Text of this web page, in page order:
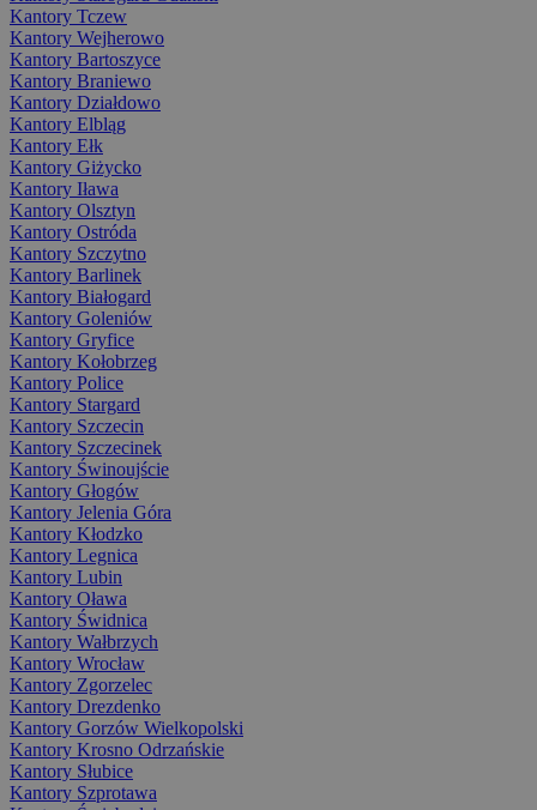
Kantory Tczew
Kantory Wejherowo
Kantory Bartoszyce
Kantory Braniewo
Kantory Działdowo
Kantory Elbląg
Kantory Ełk
Kantory Giżycko
Kantory Iława
Kantory Olsztyn
Kantory Ostróda
Kantory Szczytno
Kantory Barlinek
Kantory Białogard
Kantory Goleniów
Kantory Gryfice
Kantory Kołobrzeg
Kantory Police
Kantory Stargard
Kantory Szczecin
Kantory Szczecinek
Kantory Świnoujście
Kantory Głogów
Kantory Jelenia Góra
Kantory Kłodzko
Kantory Legnica
Kantory Lubin
Kantory Oława
Kantory Świdnica
Kantory Wałbrzych
Kantory Wrocław
Kantory Zgorzelec
Kantory Drezdenko
Kantory Gorzów Wielkopolski
Kantory Krosno Odrzańskie
Kantory Słubice
Kantory Szprotawa